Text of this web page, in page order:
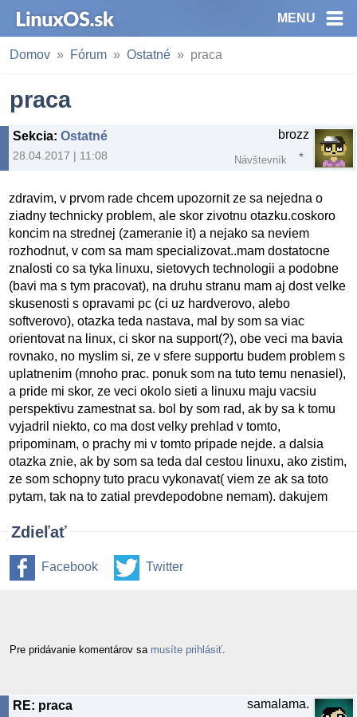
MENU
Domov Fórum Ostatné praca
praca
Sekcia: Ostatné
28.04.2017 | 11:08
brozz
Návštevník
zdravim, v prvom rade chcem upozornit ze sa nejedna o
ziadny technicky problem, ale skor zivotnu otazku.coskoro
koncim na strednej (zameranie it) a nejako sa neviem
rozhodnut, v com sa mam specializovat..mam dostatocne
znalosti co sa tyka linuxu, sietovych technologii a podobne
(bavi ma s tym pracovat), na druhu stranu mam aj dost velke
skusenosti s opravami pc (ci uz hardverovo, alebo
softverovo), otazka teda nastava, mal by som sa viac
orientovat na linux, ci skor na support(?), obe veci ma bavia
rovnako, no myslim si, ze v sfere supportu budem problem s
uplatnenim (mnoho prac. ponuk som na tuto temu nenasiel),
a pride mi skor, ze veci okolo sieti a linuxu maju vacsiu
perspektivu zamestnat sa. bol by som rad, ak by sa k tomu
vyjadril niekto, co ma dost velky prehlad v tomto,
pripominam, o prachy mi v tomto pripade nejde. a dalsia
otazka znie, ak by som sa teda dal cestou linuxu, ako zistim,
ze som schopny tuto pracu vykonavat( viem ze ak sa toto
pytam, tak na to zatial prevdepodobne nemam). dakujem
Zdieľať
Facebook Twitter
Pre pridávanie komentárov sa musíte prihlásiť
RE: praca samalama.